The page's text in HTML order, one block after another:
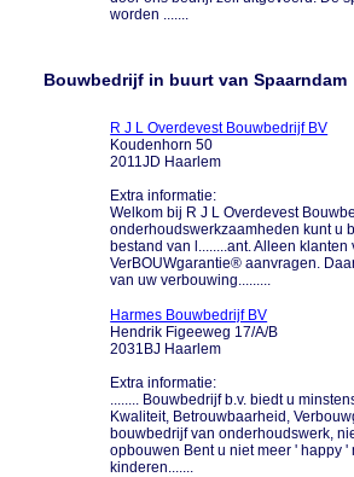
worden .......
Bouwbedrijf in buurt van Spaarndam
R J L Overdevest Bouwbedrijf BV
Koudenhorn 50
2011JD Haarlem
Extra informatie:
Welkom bij R J L Overdevest
onderhoudswerkzaamheden kunt u
bestand van l........ant. Alleen
VerBOUWgarantie® aanvragen.
van uw verbouwing.........
Harmes Bouwbedrijf BV
Hendrik Figeeweg 17/A/B
2031BJ Haarlem
Extra informatie:
........ Bouwbedrijf b.v. biedt u
Kwaliteit, Betrouwbaarheid,
bouwbedrijf van onderhoudswerk,
opbouwen Bent u niet meer ' happy
kinderen.......